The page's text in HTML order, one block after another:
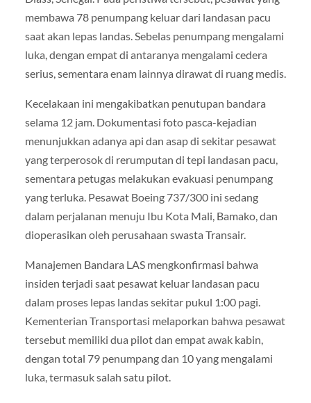
membawa 78 penumpang keluar dari landasan pacu
saat akan lepas landas. Sebelas penumpang mengalami
luka, dengan empat di antaranya mengalami cedera
serius, sementara enam lainnya dirawat di ruang medis.
Kecelakaan ini mengakibatkan penutupan bandara
selama 12 jam. Dokumentasi foto pasca-kejadian
menunjukkan adanya api dan asap di sekitar pesawat
yang terperosok di rerumputan di tepi landasan pacu,
sementara petugas melakukan evakuasi penumpang
yang terluka. Pesawat Boeing 737/300 ini sedang
dalam perjalanan menuju Ibu Kota Mali, Bamako, dan
dioperasikan oleh perusahaan swasta Transair.
Manajemen Bandara LAS mengkonfirmasi bahwa
insiden terjadi saat pesawat keluar landasan pacu
dalam proses lepas landas sekitar pukul 1:00 pagi.
Kementerian Transportasi melaporkan bahwa pesawat
tersebut memiliki dua pilot dan empat awak kabin,
dengan total 79 penumpang dan 10 yang mengalami
luka, termasuk salah satu pilot.